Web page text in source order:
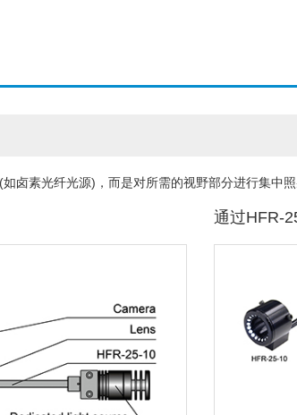
卤素光纤光源)，而是对所需的视野部分进行集中照
通过HFR-